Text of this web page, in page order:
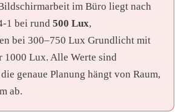
im Büro liegt nach
1 bei rund 500 Lux,
bei 300–750 Lux Grundlicht mit
1000 Lux. Alle Werte sind
genaue Planung hängt von Raum,
ab.